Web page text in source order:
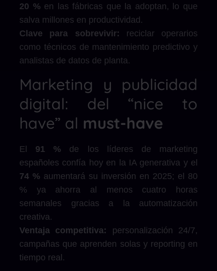
20 % en las fábricas que la adoptan, lo que
salva millones en productividad.
Clave para sobrevivir: reciclar operarios
como técnicos de mantenimiento predictivo y
analistas de datos de planta.
Marketing y publicidad
digital: del “nice to
have” al must-have
El 91 % de los líderes de marketing
españoles confía hoy en la IA generativa y el
74 % aumentará su inversión en 2025; el 80
% ya ahorra al menos cuatro horas
semanales gracias a la automatización
creativa.
Ventaja competitiva:
personalización 24/7,
campañas que aprenden solas y reporting en
tiempo real.